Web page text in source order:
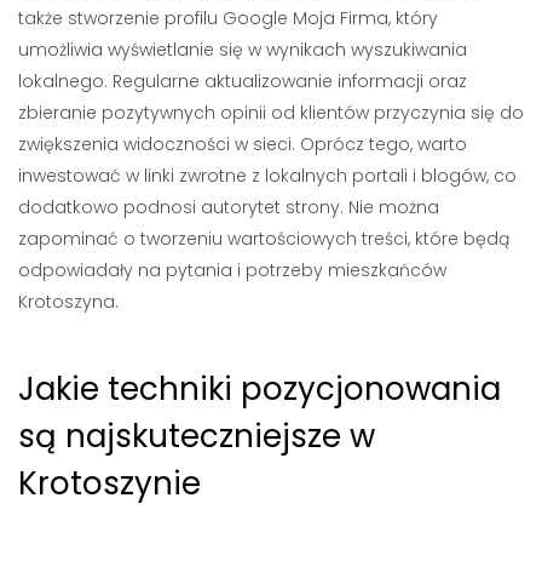
także stworzenie profilu Google Moja Firma, który
umożliwia wyświetlanie się w wynikach wyszukiwania
lokalnego. Regularne aktualizowanie informacji oraz
zbieranie pozytywnych opinii od klientów przyczynia się do
zwiększenia widoczności w sieci. Oprócz tego, warto
inwestować w linki zwrotne z lokalnych portali i blogów, co
dodatkowo podnosi autorytet strony. Nie można
zapominać o tworzeniu wartościowych treści, które będą
odpowiadały na pytania i potrzeby mieszkańców
Krotoszyna.
Jakie techniki pozycjonowania
są najskuteczniejsze w
Krotoszynie